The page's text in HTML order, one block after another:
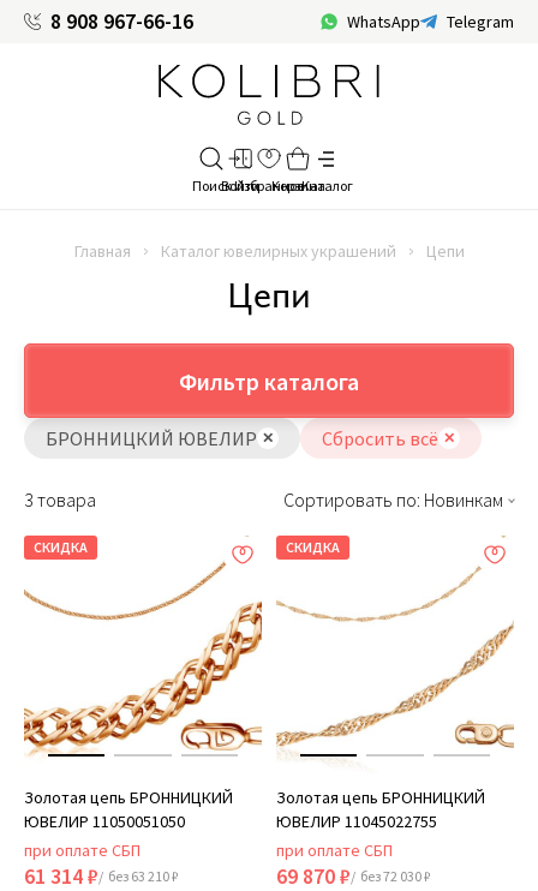
8 908 967-66-16 WhatsApp Telegram
Главная Каталог ювелирных украшений Цепи
Цепи
Фильтр каталога
БРОННИЦКИЙ ЮВЕЛИР Сбросить всё
3 товара Сортировать по: Новинкам
СКИДКА
Золотая цепь БРОННИЦКИЙ
ЮВЕЛИР 11050051050
при оплате СБП
61 314 ₽/ без 63 210 ₽
СКИДКА
Золотая цепь БРОННИЦКИЙ
ЮВЕЛИР 11045022755
при оплате СБП
69 870 ₽/ без 72 030 ₽